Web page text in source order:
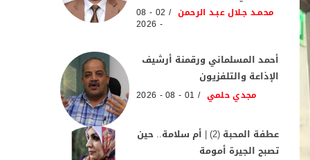
محمـد جـلال عبـد الرحمن 02 - 08
- 2026
أحمد المسلماني ورقمنة أرشيف
الإذاعة والتلفزيون
مجدي حلمي 01 - 08 - 2026
عطفة المحبة (2) | أم سلامة.. حين
تصبح الجيرة أمومة